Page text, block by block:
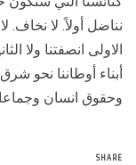
نناضل أولاً. لا نخاف.
الاولى انصفتنا ولا
أبناء أوطاننا نحو
وحقوق انسان
SHARE